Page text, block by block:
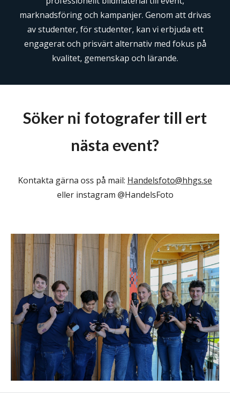
marknadsföring och kampanjer. Genom att drivas
av studenter, för studenter, kan vi erbjuda ett
engagerat och prisvärt alternativ med fokus på
kvalitet, gemenskap och lärande.
Söker ni fotografer till ert
nästa event?
Kontakta gärna oss på mail: Handelsfoto@hhgs.se
eller instagram @HandelsFoto